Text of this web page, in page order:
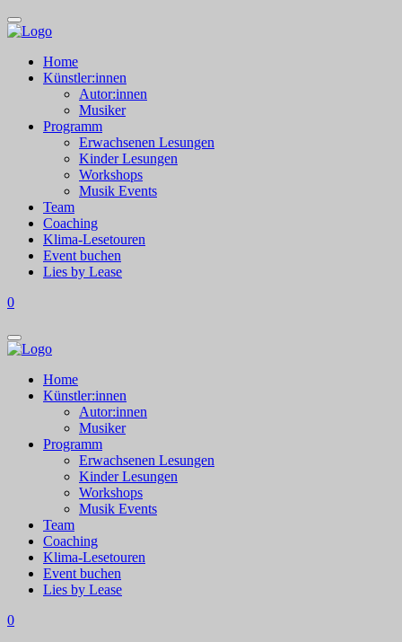
Home
Künstler:innen
Autor:innen
Musiker
Programm
Erwachsenen Lesungen
Kinder Lesungen
Workshops
Musik Events
Team
Coaching
Klima-Lesetouren
Event buchen
Lies by Lease
0
Home
Künstler:innen
Autor:innen
Musiker
Programm
Erwachsenen Lesungen
Kinder Lesungen
Workshops
Musik Events
Team
Coaching
Klima-Lesetouren
Event buchen
Lies by Lease
0